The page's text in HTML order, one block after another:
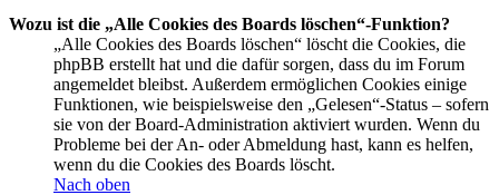
Wozu ist die „Alle Cookies des Boards löschen“-Funktion?
„Alle Cookies des Boards löschen“ löscht die Cookies, die
phpBB erstellt hat und die dafür sorgen, dass du im Forum
angemeldet bleibst. Außerdem ermöglichen Cookies einige
Funktionen, wie beispielsweise den „Gelesen“-Status – sofern
sie von der Board-Administration aktiviert wurden. Wenn du
Probleme bei der An- oder Abmeldung hast, kann es helfen,
wenn du die Cookies des Boards löscht.
Nach oben